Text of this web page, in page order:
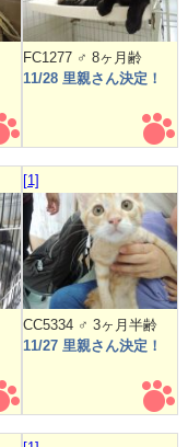
FC1277 ♂ 8ヶ月齢
11/28 里親さん決定！
[1]
CC5334 ♂ 3ヶ月半齢
11/27 里親さん決定！